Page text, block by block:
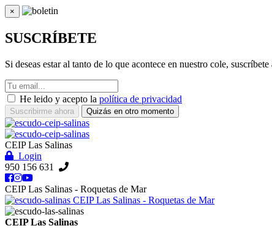
×
Cerrar
SUSCRÍBETE
Si deseas estar al tanto de lo que acontece en nuestro cole, suscríbete
He leido y acepto la política de privacidad
Suscribirme ahora Quizás en otro momento
CEIP Las Salinas
Login
950 156 631
CEIP Las Salinas - Roquetas de Mar
CEIP Las Salinas - Roquetas de Mar
CEIP Las Salinas